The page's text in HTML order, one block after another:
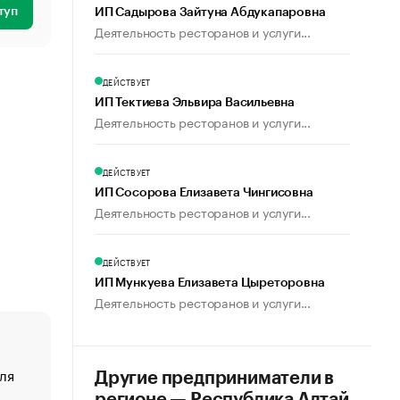
«От спорта тело стареет иначе». Как живет глава
создавшей GTA
ИП Садырова Зайтуна Абдукапаровна
Деятельность ресторанов и услуги...
ДЕЙСТВУЕТ
ИП Тектиева Эльвира Васильевна
Деятельность ресторанов и услуги...
ДЕЙСТВУЕТ
ИП Сосорова Елизавета Чингисовна
Деятельность ресторанов и услуги...
ДЕЙСТВУЕТ
ИП Мункуева Елизавета Цыреторовна
Деятельность ресторанов и услуги...
Другие предприниматели в